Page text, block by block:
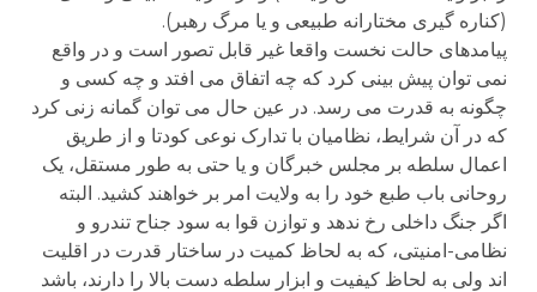
(کناره گیری مختارانه طبیعی و یا مرگ رهبر).
پیامدهای حالت نخست واقعا غیر قابل تصور است و در واقع
نمی توان پیش بینی کرد که چه اتفاق می افتد و چه کسی و
چگونه به قدرت می رسد. در عین حال می توان گمانه زنی کرد
که در آن شرایط، نظامیان با تدارک نوعی کودتا و از طریق
اعمال سلطه بر مجلس خبرگان و یا حتی به طور مستقل، یک
روحانی باب طبع خود را به ولایت امر بر خواهند کشید. البته
اگر جنگ داخلی رخ ندهد و توازن قوا به سود جناح تندرو و
نظامی-امنیتی، که به لحاظ کمیت در ساختار قدرت در اقلیت
اند ولی به لحاظ کیفیت و ابزار سلطه دست بالا را دارند، باشد